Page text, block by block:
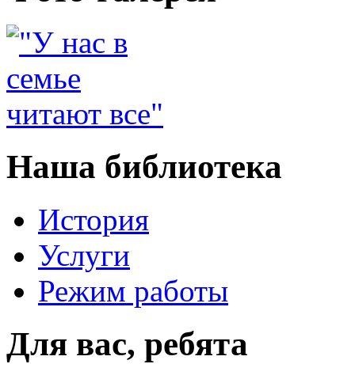
Наша библиотека
История
Услуги
Режим работы
Для вас, ребята